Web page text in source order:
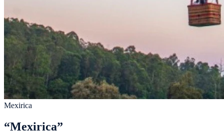
Mexirica
“Mexirica”